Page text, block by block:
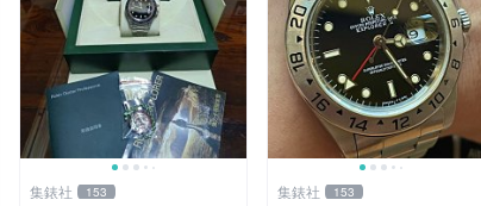
集錶社 153 集錶社 153